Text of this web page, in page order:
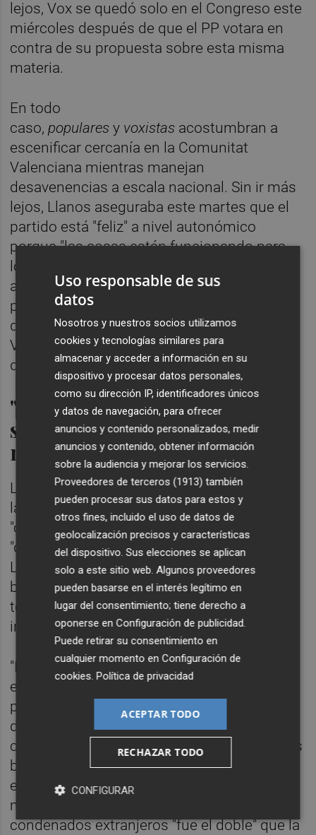
lejos, Vox se quedó solo en el Congreso este
miércoles después de que el PP votara en
contra de su propuesta sobre esta misma
materia.
En todo
caso,populares y voxistas acostumbran a
escenificar cercanía en la Comunitat
Valenciana mientras manejan
desavenencias a escala nacional. Sin ir más
lejos, Llanos aseguraba este martes que el
partido está "feliz" a nivel autonómico
porque "las cosas están funcionando para
los valencianos". Por tanto, la existencia o
ausencia de conformidad en torno a la
prioridad nacional apunta a ser una prueba
de fuego para las relaciones entre el PPCV y
Vox en un contexto de ultimar flecos para
dar trámite a unos nuevos presupuestos.
"Colapso" y "deterioro" del
sistema por la inmigración
masiva
La iniciativa presentada por Vox achaca a
la "inmigración masiva y descontrolada" el
"colapso" de los servicios públicos y el
"deterioro profundo" del estado de bienestar.
Los de Abascal ponen el foco directo en el
bipartidismo, a los que acusa de "no ya
tolerar, sino fomentar un proceso de
inmigración masiva".
"La inmigración masiva ha tensionado hasta
extremos insostenibles los servicios
públicos, y además ha sido el factor
determinante del deterioro de la seguridad
ciudadana y de la quiebra de las condiciones
básicas de orden y convivencia", expone Vox
en su iniciativa. Entre la exposición de
motivos también apuntan a que la tasa de
condenados extranjeros "fue el doble" que la
Uso responsable de sus
datos
Nosotros y nuestros socios utilizamos
cookies y tecnologías similares para
almacenar y acceder a información en su
dispositivo y procesar datos personales,
como su dirección IP, identificadores únicos
y datos de navegación, para ofrecer
anuncios y contenido personalizados, medir
anuncios y contenido, obtener información
sobre la audiencia y mejorar los servicios.
Proveedores de terceros (1913) también
pueden procesar sus datos para estos y
otros fines, incluido el uso de datos de
geolocalización precisos y características
del dispositivo. Sus elecciones se aplican
solo a este sitio web. Algunos proveedores
pueden basarse en el interés legítimo en
lugar del consentimiento; tiene derecho a
oponerse enConfiguración de publicidad
Puede retirar su consentimiento en
cualquier momento enConfiguración de
cookies .Política de privacidad
ACEPTAR TODO
RECHAZAR TODO
CONFIGURAR